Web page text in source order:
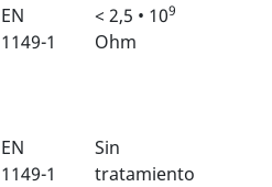
EN
1149-1
< 2,5 • 109
Ohm
EN
1149-1
Sin
tratamiento